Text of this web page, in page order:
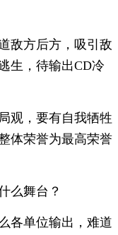
敌方后方，吸引敌
生，待输出CD冷
观，要有自我牺牲
体荣誉为最高荣誉
么舞台？
各单位输出，难道